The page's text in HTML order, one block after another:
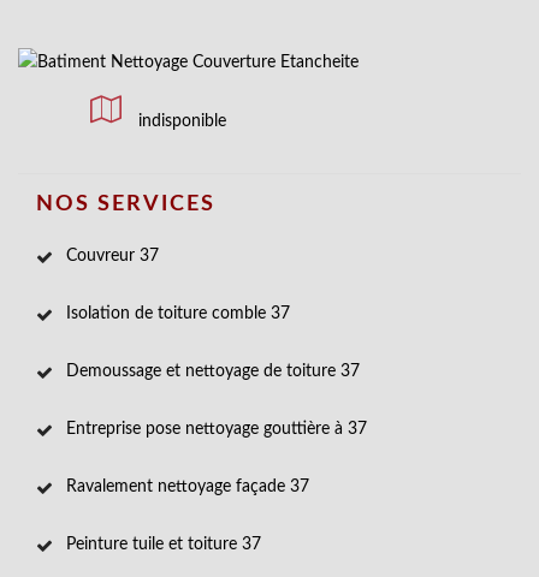
indisponible
NOS SERVICES
Couvreur 37
Isolation de toiture comble 37
Demoussage et nettoyage de toiture 37
Entreprise pose nettoyage gouttière à 37
Ravalement nettoyage façade 37
Peinture tuile et toiture 37